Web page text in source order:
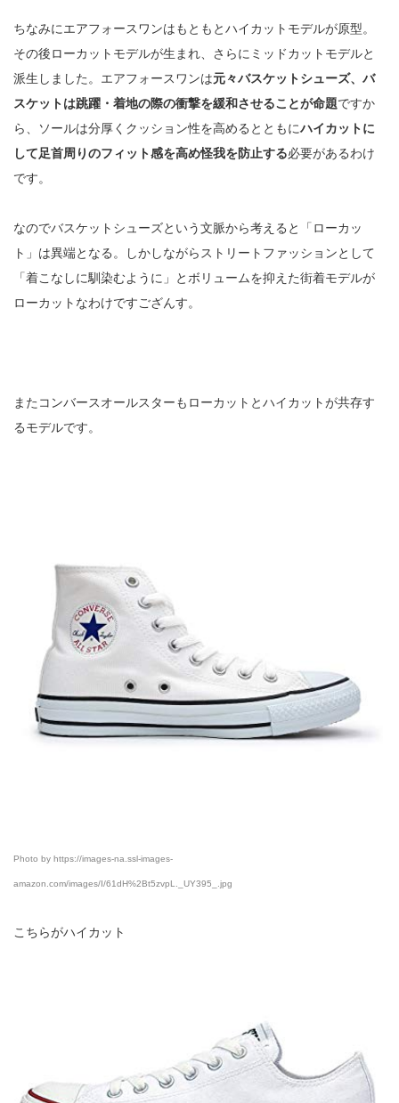
ちなみにエアフォースワンはもともとハイカットモデルが原型。
その後ローカットモデルが生まれ、さらにミッドカットモデルと
派生しました。エアフォースワンは元々バスケットシューズ、バ
スケットは跳躍・着地の際の衝撃を緩和させることが命題ですか
ら、ソールは分厚くクッション性を高めるとともにハイカットに
して足首周りのフィット感を高め怪我を防止する必要があるわけ
です。
なのでバスケットシューズという文脈から考えると「ローカッ
ト」は異端となる。しかしながらストリートファッションとして
「着こなしに馴染むように」とボリュームを抑えた街着モデルが
ローカットなわけですござんす。
またコンバースオールスターもローカットとハイカットが共存す
るモデルです。
Photo by https://images-na.ssl-images-
amazon.com/images/I/61dH%2Bt5zvpL._UY395_.jpg
こちらがハイカット